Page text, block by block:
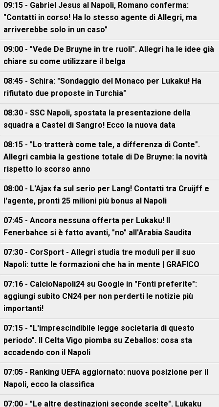
09:15 - Gabriel Jesus al Napoli, Romano conferma:
"Contatti in corso! Ha lo stesso agente di Allegri, ma
arriverebbe solo in un caso"
09:00 - "Vede De Bruyne in tre ruoli". Allegri ha le idee già
chiare su come utilizzare il belga
08:45 - Schira: "Sondaggio del Monaco per Lukaku! Ha
rifiutato due proposte in Turchia"
08:30 - SSC Napoli, spostata la presentazione della
squadra a Castel di Sangro! Ecco la nuova data
08:15 - "Lo tratterà come tale, a differenza di Conte".
Allegri cambia la gestione totale di De Bruyne: la novità
rispetto lo scorso anno
08:00 - L'Ajax fa sul serio per Lang! Contatti tra Cruijff e
l'agente, pronti 25 milioni più bonus al Napoli
07:45 - Ancora nessuna offerta per Lukaku! Il
Fenerbahce si è fatto avanti, "no" all'Arabia Saudita
07:30 - CorSport - Allegri studia tre moduli per il suo
Napoli: tutte le formazioni che ha in mente | GRAFICO
07:16 - CalcioNapoli24 su Google in "Fonti preferite":
aggiungi subito CN24 per non perderti le notizie più
importanti!
07:15 - "L'imprescindibile legge societaria di questo
periodo". Il Celta Vigo piomba su Zeballos: cosa sta
accadendo con il Napoli
07:05 - Ranking UEFA aggiornato: nuova posizione per il
Napoli, ecco la classifica
07:00 - "Le altre destinazioni seconde scelte". Lukaku